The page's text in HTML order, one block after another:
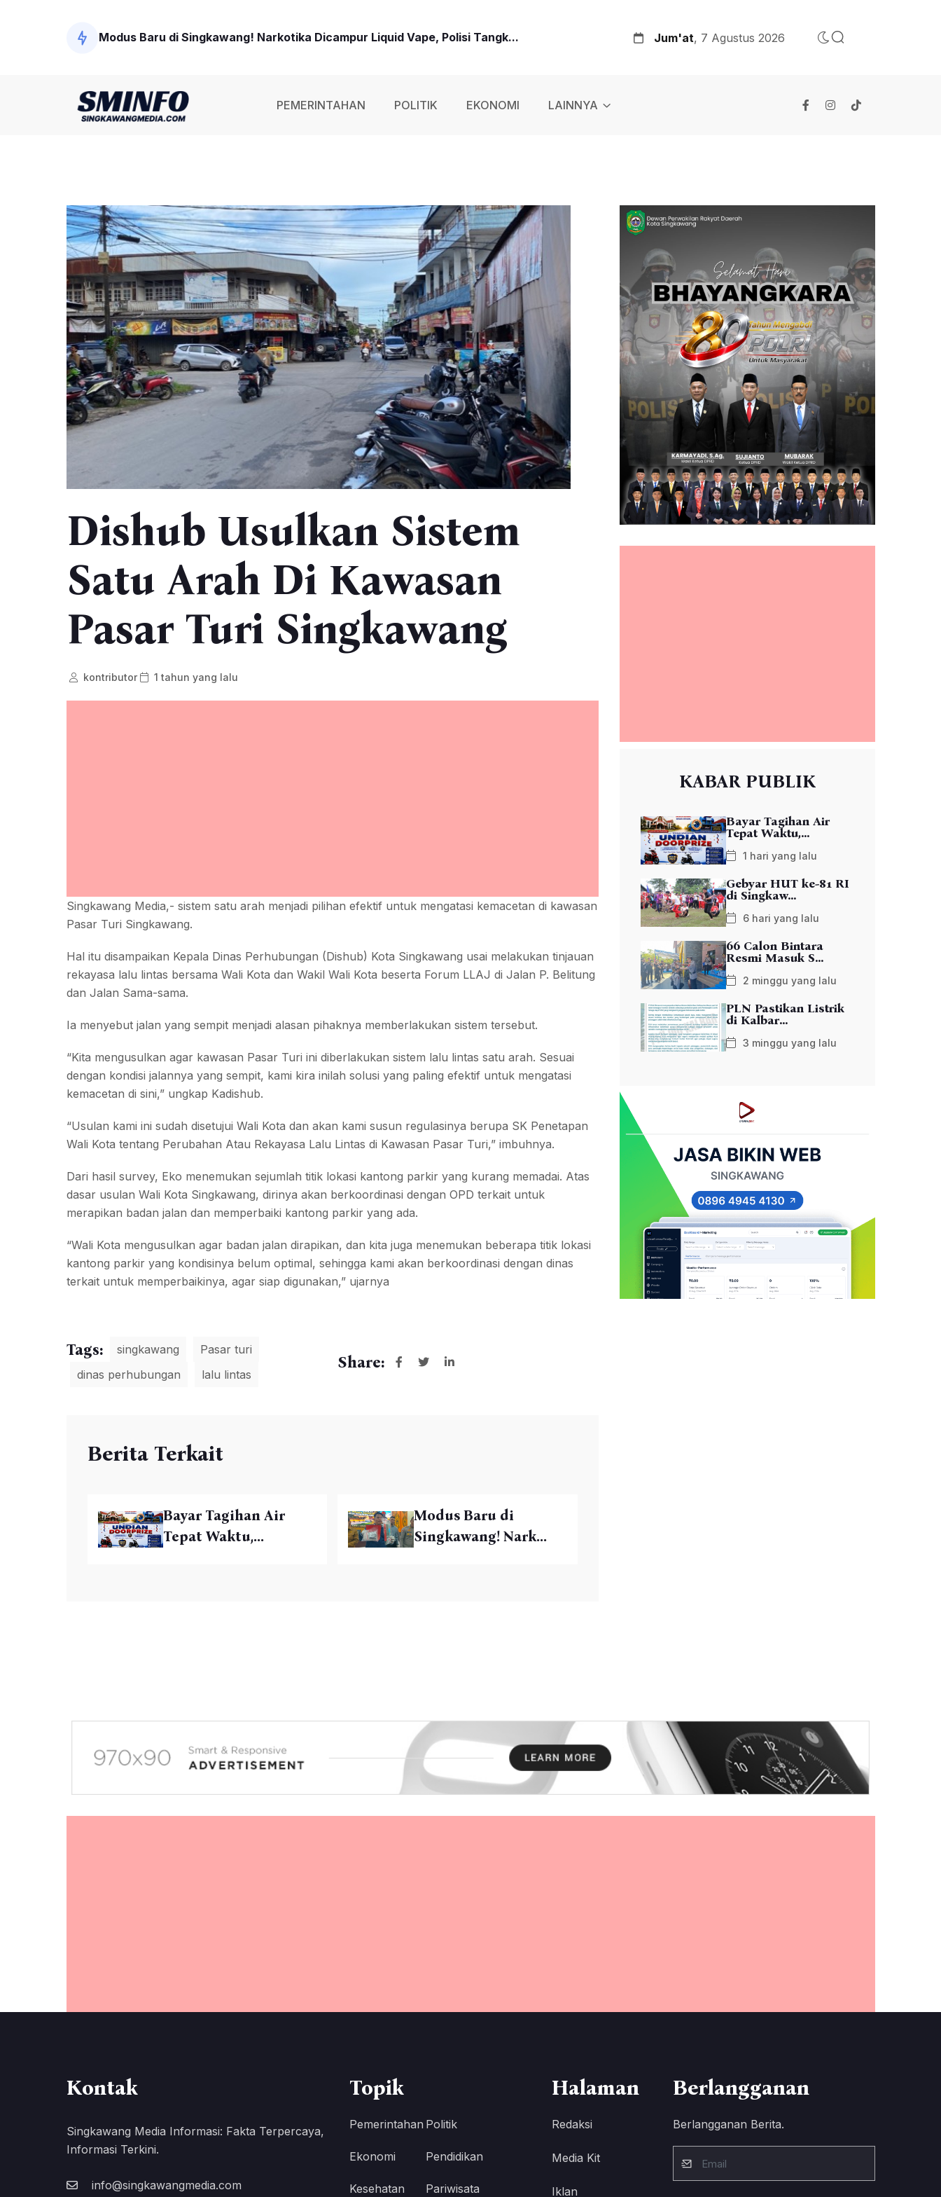
Modus Baru di Singkawang! Narkotika Dicampur Liquid Vape, Polisi Tangk... Jum'at, 7 Agustus 2026
PEMERINTAHAN POLITIK EKONOMI LAINNYA
Dishub Usulkan Sistem
Satu Arah Di Kawasan
Pasar Turi Singkawang
kontributor 1 tahun yang lalu
Singkawang Media,- sistem satu arah menjadi pilihan efektif untuk mengatasi kemacetan di kawasan
Pasar Turi Singkawang.
Hal itu disampaikan Kepala Dinas Perhubungan (Dishub) Kota Singkawang usai melakukan tinjauan
rekayasa lalu lintas bersama Wali Kota dan Wakil Wali Kota beserta Forum LLAJ di Jalan P. Belitung
dan Jalan Sama-sama.
Ia menyebut jalan yang sempit menjadi alasan pihaknya memberlakukan sistem tersebut.
“Kita mengusulkan agar kawasan Pasar Turi ini diberlakukan sistem lalu lintas satu arah. Sesuai
dengan kondisi jalannya yang sempit, kami kira inilah solusi yang paling efektif untuk mengatasi
kemacetan di sini,” ungkap Kadishub.
“Usulan kami ini sudah disetujui Wali Kota dan akan kami susun regulasinya berupa SK Penetapan
Wali Kota tentang Perubahan Atau Rekayasa Lalu Lintas di Kawasan Pasar Turi,” imbuhnya.
Dari hasil survey, Eko menemukan sejumlah titik lokasi kantong parkir yang kurang memadai. Atas
dasar usulan Wali Kota Singkawang, dirinya akan berkoordinasi dengan OPD terkait untuk
merapikan badan jalan dan memperbaiki kantong parkir yang ada.
“Wali Kota mengusulkan agar badan jalan dirapikan, dan kita juga menemukan beberapa titik lokasi
kantong parkir yang kondisinya belum optimal, sehingga kami akan berkoordinasi dengan dinas
terkait untuk memperbaikinya, agar siap digunakan,” ujarnya
Tags: singkawang
Pasar turi
dinas perhubungan
lalu lintas
Share:
Berita Terkait
Bayar Tagihan Air
Tepat Waktu,...
Modus Baru di
Singkawang! Nark...
KABAR PUBLIK
Bayar Tagihan Air
Tepat Waktu,...
1 hari yang lalu
Gebyar HUT ke-81 RI
di Singkaw...
6 hari yang lalu
66 Calon Bintara
Resmi Masuk S...
2 minggu yang lalu
PLN Pastikan Listrik
di Kalbar...
3 minggu yang lalu
Kontak
Singkawang Media Informasi: Fakta Terpercaya,
Informasi Terkini.
info@singkawangmedia.com
Topik
Pemerintahan Politik
Ekonomi Pendidikan
Kesehatan Pariwisata
Halaman
Redaksi
Media Kit
Iklan
Berlangganan
Berlangganan Berita.